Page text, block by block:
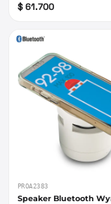
$ 61.700
PROA2383
Speaker Bluetooth